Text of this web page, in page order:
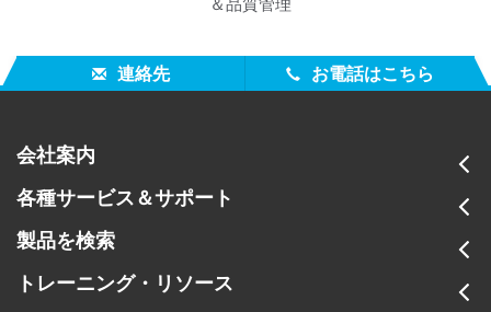
連絡先 お電話はこちら
会社案内
各種サービス＆サポート
製品を検索
トレーニング・リソース